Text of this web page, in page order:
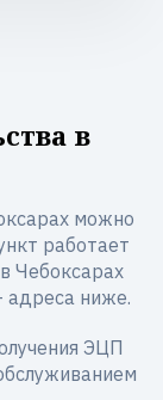
в
можно
работает
Чебоксарах
адреса ниже.
ЭЦП